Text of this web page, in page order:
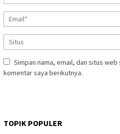
Simpan nama, email, dan situs
komentar saya berikutnya.
TOPIK POPULER